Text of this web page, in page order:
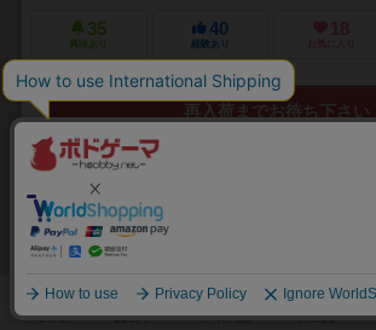
35
興味あり
40
経験あり
18
お気に入り
再入荷までお待ち下さい
No.32
Sameman